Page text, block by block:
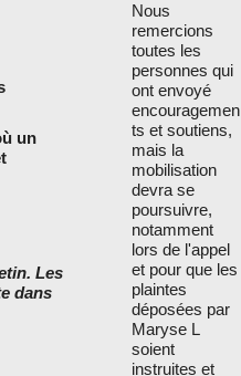
un
Les
dans
Nous
remercions
toutes les
personnes qui
ont envoyé
encouragemen
ts et soutiens,
mais la
mobilisation
devra se
poursuivre,
notamment
lors de l'appel
et pour que les
plaintes
déposées par
Maryse L
soient
instruites et